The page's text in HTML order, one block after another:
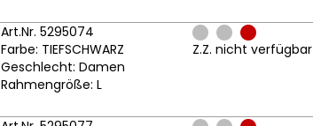
Art.Nr. 5295074
Farbe: TIEFSCHWARZ
Geschlecht: Damen
Rahmengröße: L
Z.Z. nicht verfügbar